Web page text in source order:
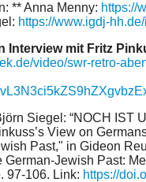
** Anna Menny: https://
https://www.igdj-
Interview mit Fritz
video/swr-retro-
Siegel: “NOCH IST
View on
Past," in Gideon
German-Jewish Past:
97-106. Link: https://